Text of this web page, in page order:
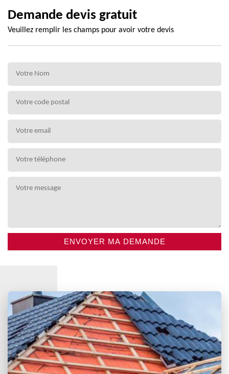
Demande devis gratuit
Veuillez remplir les champs pour avoir votre devis